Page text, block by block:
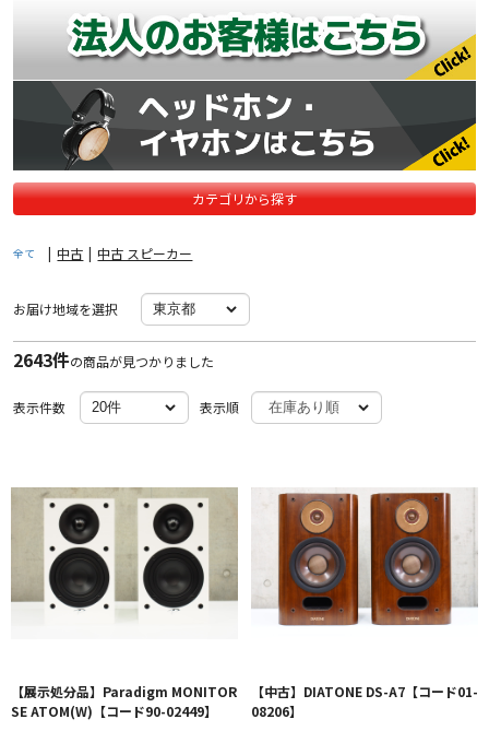
カテゴリから探す
全て | 中古 | 中古 スピーカー
お届け地域を選択
2643件の商品が見つかりました
表示件数 表示順
【展示処分品】Paradigm MONITOR
SE ATOM(W)【コード90-02449】
【中古】DIATONE DS-A7【コード01-
08206】